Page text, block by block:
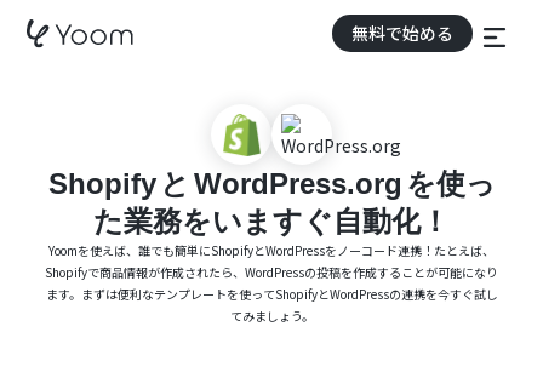
無料で始める
Shopify と WordPress.org を使っ
た業務をいますぐ自動化！
Yoomを使えば、誰でも簡単にShopifyとWordPressをノーコード連携！たとえば、
Shopifyで商品情報が作成されたら、WordPressの投稿を作成することが可能になり
ます。まずは便利なテンプレートを使ってShopifyとWordPressの連携を今すぐ試し
てみましょう。